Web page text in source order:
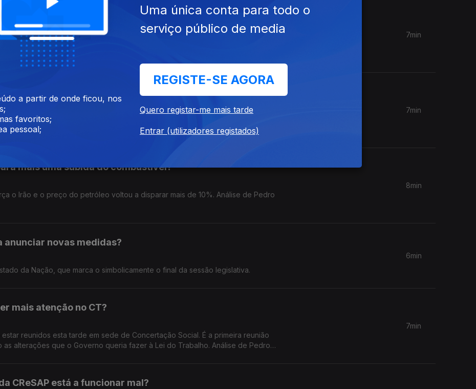
que há em Portugal?
cada dez freguesias portuguesas não têm uma caixa Multibanco para
para fazer uma operação com notas e moedas. Análise de Clara Teixeira.
7min
Concorrência?
aprovou uma alteração à Lei da Concorrência. Análise de Clara
7min
mais uma subida do combustível?
o Irão e o preço do petróleo voltou a disparar mais de 10%. Análise de Pedro
8min
anunciar novas medidas?
da Nação, que marca o simbolicamente o final da sessão legislativa.
6min
mais atenção no CT?
reunidos esta tarde em sede de Concertação Social. É a primeira reunião
alterações que o Governo queria fazer à Lei do Trabalho. Análise de Pedro
7min
CReSAP está a funcionar mal?
a partir de onde ficou, nos
favoritos;
pessoal;
Uma única conta para todo o
serviço público de media
REGISTE-SE AGORA
Quero registar-me mais tarde
Entrar (utilizadores registados)